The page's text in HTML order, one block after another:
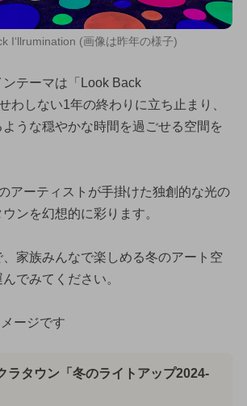
I‘llrumination (画像は昨年の様子)
テーマは「Look Back
わしない1年の終わりに立ち止まり、
うな穏やかな時間を過ごせる空間を
アーティストが手掛けた独創的な光の
ンを幻想的に彩ります。
家族みんなで楽しめる冬のアート空
でみてください。
ージです
ラタウン「冬のライトアップ2024-